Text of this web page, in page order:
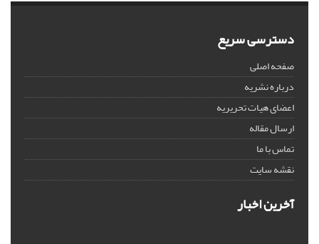
دسترسی سریع
صفحه اصلی
درباره نشریه
اعضای هیات تحریریه
ارسال مقاله
تماس با ما
نقشه سایت
آخرین اخبار